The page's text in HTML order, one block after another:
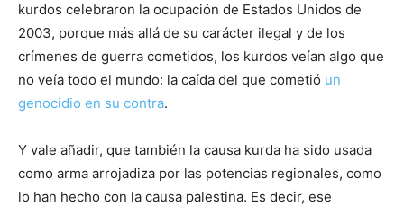
kurdos celebraron la ocupación de Estados Unidos de
2003, porque más allá de su carácter ilegal y de los
crímenes de guerra cometidos, los kurdos veían algo que
no veía todo el mundo: la caída del que cometió un
genocidio en su contra.
Y vale añadir, que también la causa kurda ha sido usada
como arma arrojadiza por las potencias regionales, como
lo han hecho con la causa palestina. Es decir, ese